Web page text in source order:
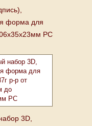
форма для
PC
3D,